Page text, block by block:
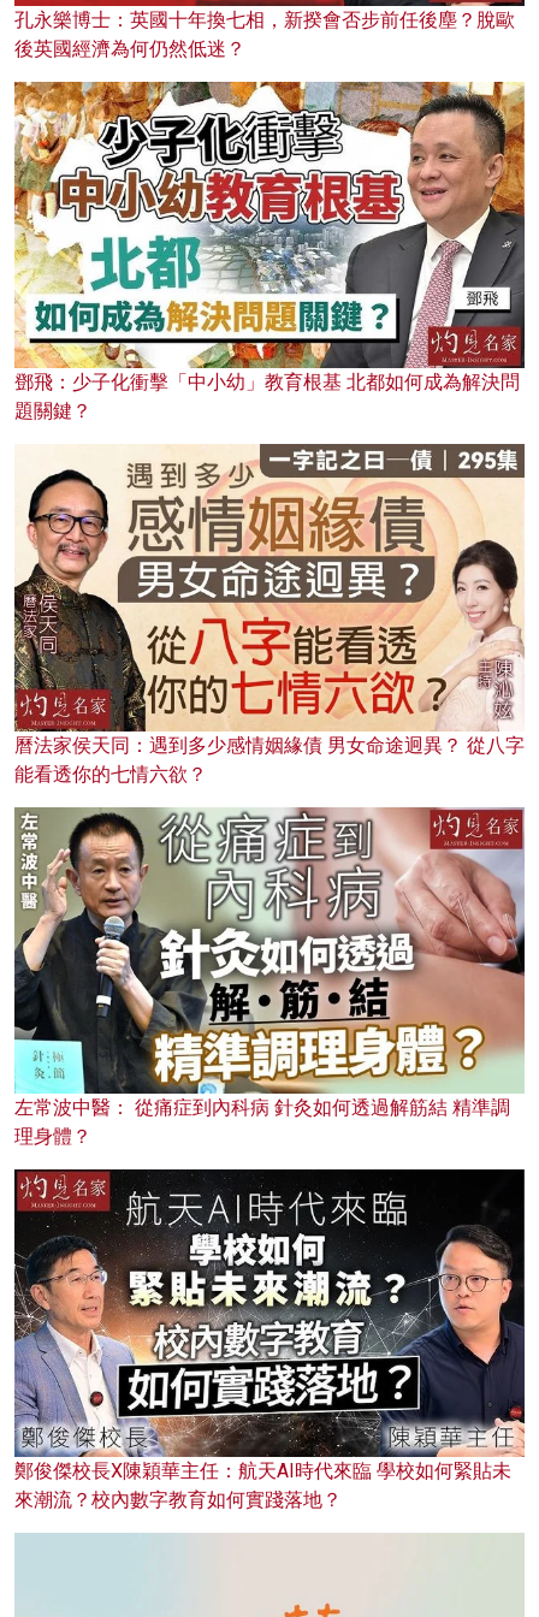
孔永樂博士：英國十年換七相，新揆會否步前任後塵？脫歐
後英國經濟為何仍然低迷？
鄧飛：少子化衝擊「中小幼」教育根基 北都如何成為解決問
題關鍵？
曆法家侯天同：遇到多少感情姻緣債 男女命途迥異？ 從八字
能看透你的七情六欲？
左常波中醫： 從痛症到內科病 針灸如何透過解筋結 精準調
理身體？
鄭俊傑校長X陳穎華主任：航天AI時代來臨 學校如何緊貼未
來潮流？校內數字教育如何實踐落地？